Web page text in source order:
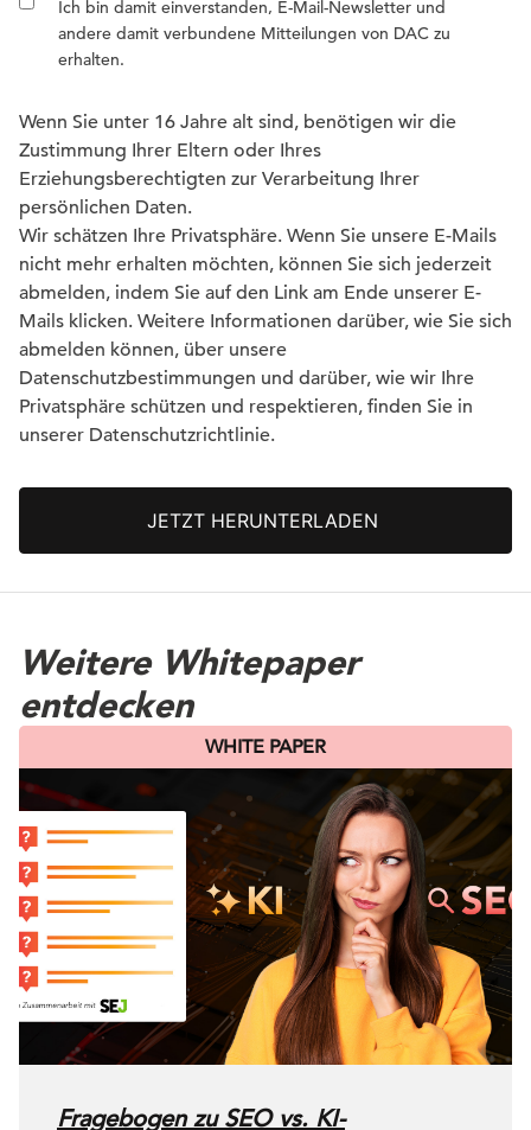
Ich bin damit einverstanden, E-Mail-Newsletter und
andere damit verbundene Mitteilungen von DAC zu
erhalten.
Wenn Sie unter 16 Jahre alt sind, benötigen wir die
Zustimmung Ihrer Eltern oder Ihres
Erziehungsberechtigten zur Verarbeitung Ihrer
persönlichen Daten.
Wir schätzen Ihre Privatsphäre. Wenn Sie unsere E-Mails
nicht mehr erhalten möchten, können Sie sich jederzeit
abmelden, indem Sie auf den Link am Ende unserer E-
Mails klicken. Weitere Informationen darüber, wie Sie sich
abmelden können, über unsere
Datenschutzbestimmungen und darüber, wie wir Ihre
Privatsphäre schützen und respektieren, finden Sie in
unserer Datenschutzrichtlinie.
Weitere Whitepaper
entdecken
WHITE PAPER
Fragebogen zu SEO vs. KI-